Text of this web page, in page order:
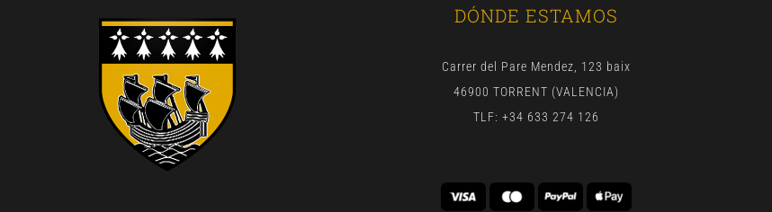
DÓNDE ESTAMOS
Carrer del Pare Mendez, 123 baix
46900 TORRENT (VALENCIA)
TLF: +34 633 274 126